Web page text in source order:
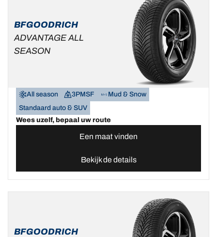
BFGOODRICH
ADVANTAGE ALL
SEASON
All season 3PMSF
Mud & Snow
Standaard auto & SUV
Wees uzelf, bepaal uw route
Een maat vinden
Bekijk de details
BFGOODRICH